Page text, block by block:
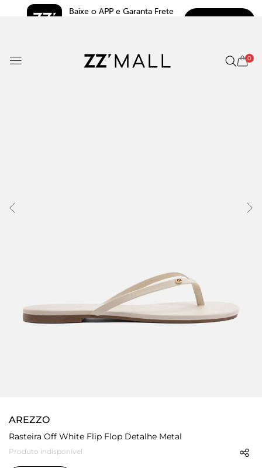
Baixe o APP e Garanta Frete
0
AREZZO
Rasteira Off White Flip Flop Detalhe Metal
Produto indisponível